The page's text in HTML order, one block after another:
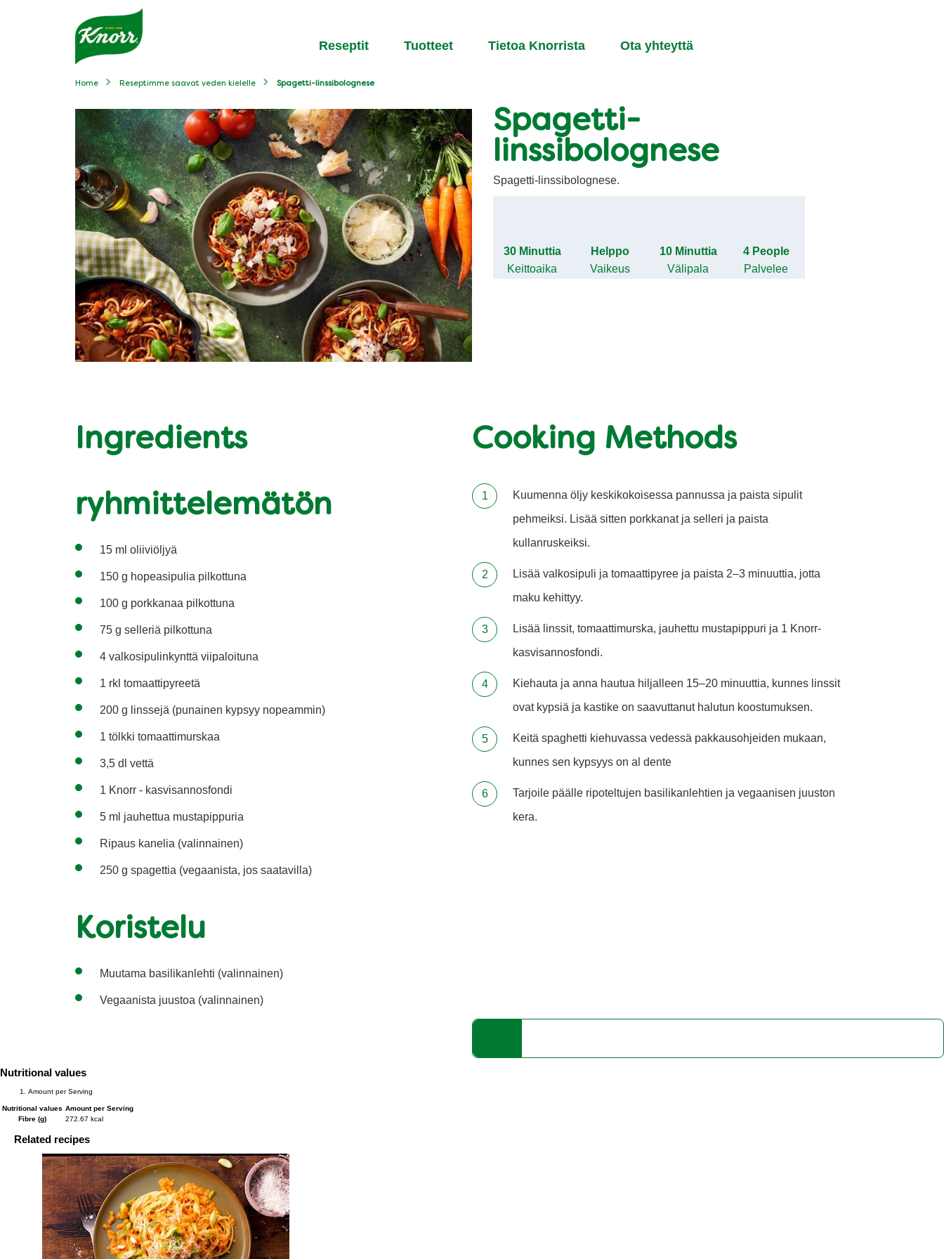
Reseptit Tuotteet Tietoa Knorrista​ Ota yhteyttä
Home Reseptimme saavat veden kielelle Spagetti-linssibolognese
Spagetti-
linssibolognese
Spagetti-linssibolognese.
30 Minuttia
Keittoaika
Helppo
Vaikeus
10 Minuttia
Välipala
4 People
Palvelee
Ingredients
ryhmittelemätön
15 ml oliiviöljyä
150 g hopeasipulia pilkottuna
100 g porkkanaa pilkottuna
75 g selleriä pilkottuna
4 valkosipulinkynttä viipaloituna
1 rkl tomaattipyreetä
200 g linssejä (punainen kypsyy nopeammin)
1 tölkki tomaattimurskaa
3,5 dl vettä
1 Knorr - kasvisannosfondi
5 ml jauhettua mustapippuria
Ripaus kanelia (valinnainen)
250 g spagettia (vegaanista, jos saatavilla)
Koristelu
Muutama basilikanlehti (valinnainen)
Vegaanista juustoa (valinnainen)
Cooking Methods
Kuumenna öljy keskikokoisessa pannussa ja paista sipulit
pehmeiksi. Lisää sitten porkkanat ja selleri ja paista
kullanruskeiksi.
Lisää valkosipuli ja tomaattipyree ja paista 2–3 minuuttia, jotta
maku kehittyy.
Lisää linssit, tomaattimurska, jauhettu mustapippuri ja 1 Knorr-
kasvisannosfondi.
Kiehauta ja anna hautua hiljalleen 15–20 minuuttia, kunnes linssit
ovat kypsiä ja kastike on saavuttanut halutun koostumuksen.
Keitä spaghetti kiehuvassa vedessä pakkausohjeiden mukaan,
kunnes sen kypsyys on al dente
Tarjoile päälle ripoteltujen basilikanlehtien ja vegaanisen juuston
kera.
Nutritional values
Amount per Serving
Nutritional values Amount per Serving
Fibre (g)
272.67 kcal
Related recipes
1 to 2of 2